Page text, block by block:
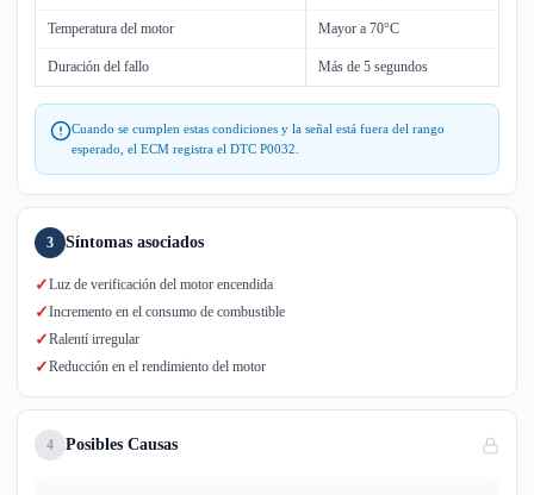
Temperatura del motor Mayor a 70°C
Duración del fallo Más de 5 segundos
Cuando se cumplen estas condiciones y la señal está fuera del rango
esperado, el ECM registra el DTC P0032.
3 Síntomas asociados
✓Luz de verificación del motor encendida
✓Incremento en el consumo de combustible
✓Ralentí irregular
✓Reducción en el rendimiento del motor
4 Posibles Causas